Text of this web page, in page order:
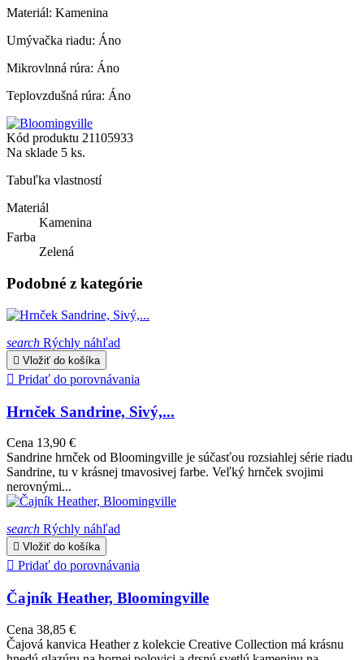
Materiál: Kamenina
Umývačka riadu: Áno
Mikrovlnná rúra: Áno
Teplovzdušná rúra: Áno
Kód produktu 21105933
Na sklade 5 ks.
Tabuľka vlastností
Materiál
Kamenina
Farba
Zelená
Podobné z kategórie
search Rýchly náhľad
 Vložiť do košíka
 Pridať do porovnávania
Hrnček Sandrine, Sivý,...
Cena 13,90 €
Sandrine hrnček od Bloomingville je súčasťou rozsiahlej série riadu
Sandrine, tu v krásnej tmavosivej farbe. Veľký hrnček svojimi
nerovnými...
search Rýchly náhľad
 Vložiť do košíka
 Pridať do porovnávania
Čajník Heather, Bloomingville
Cena 38,85 €
Čajová kanvica Heather z kolekcie Creative Collection má krásnu